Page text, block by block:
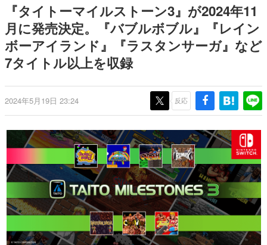
きます。
赫本
この物語を解いてはいけない。『赫本』は、〈試験問題〉
の形をした短編ホラー小説集です。
これからのデジタルゲーム市場を担う若きクリエイター達
の姿を追い、彼らのルーツと情熱を探っていきます。
ゲームに多大な影響を受けた作家さんに取材し、ゲームが
日本のコンテンツ産業やカルチャーに与えた影響を探る企
画です。
日本モバイルゲーム産業史
日本のモバイルゲーム史における主要なトピック・タイト
ルを網羅するほか、開発者へのインタビューや識者による
解説を掲載。約20年の歴史が一望できる決定版！
若ゲのいたり〜ゲームクリエイターの青春〜
『うつヌケ』『ペンと箸』等で知られるマンガ家・田中圭
一先生によるゲーム業界レポートマンガです。
没入型のホラー体験も楽しめる
『タイトーマイルストーン3』が2024年11
月に発売決定。『バブルボブル』『レイン
ボーアイランド』『ラスタンサーガ』など
7タイトル以上を収録
2024年5月19日 23:24 反応